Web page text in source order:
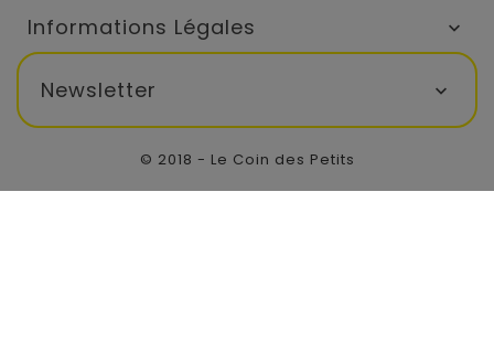
Informations Légales 
Newsletter 
© 2018 - Le Coin des Petits